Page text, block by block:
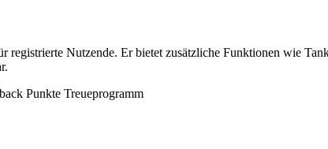
registrierte Nutzende. Er bietet zusätzliche Funktionen wie
Punkte Treueprogramm